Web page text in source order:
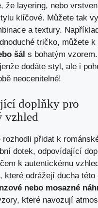
že layering, nebo
klíčové. Můžete tak
a textury.
tričko, můžete k
šál s bohatým
dodáte styl, ale i
neocenitelné!
doplňky pro
vzhled
rozhodli přidat k
dotek, odpovídající
k autentickému
které odrážejí ducha této
nebo mosazné
které navozují